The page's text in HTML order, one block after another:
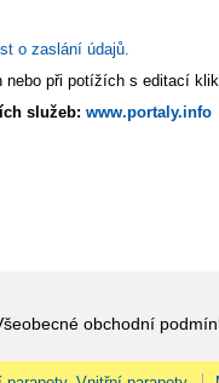
o zaslání údajů.
nebo při potížích s editací
služeb: www.portaly.info
obchodní